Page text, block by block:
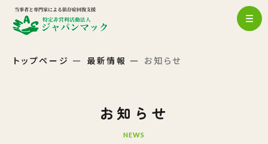
トップページ 最新情報 お知らせ
お知らせ
NEWS